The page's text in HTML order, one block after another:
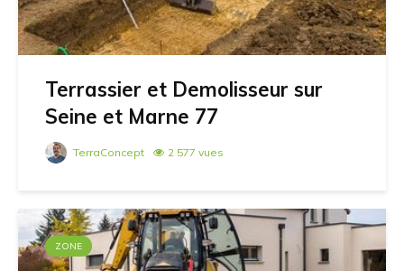
Terrassier et Demolisseur sur
Seine et Marne 77
TerraConcept 2 577 vues
ZONE